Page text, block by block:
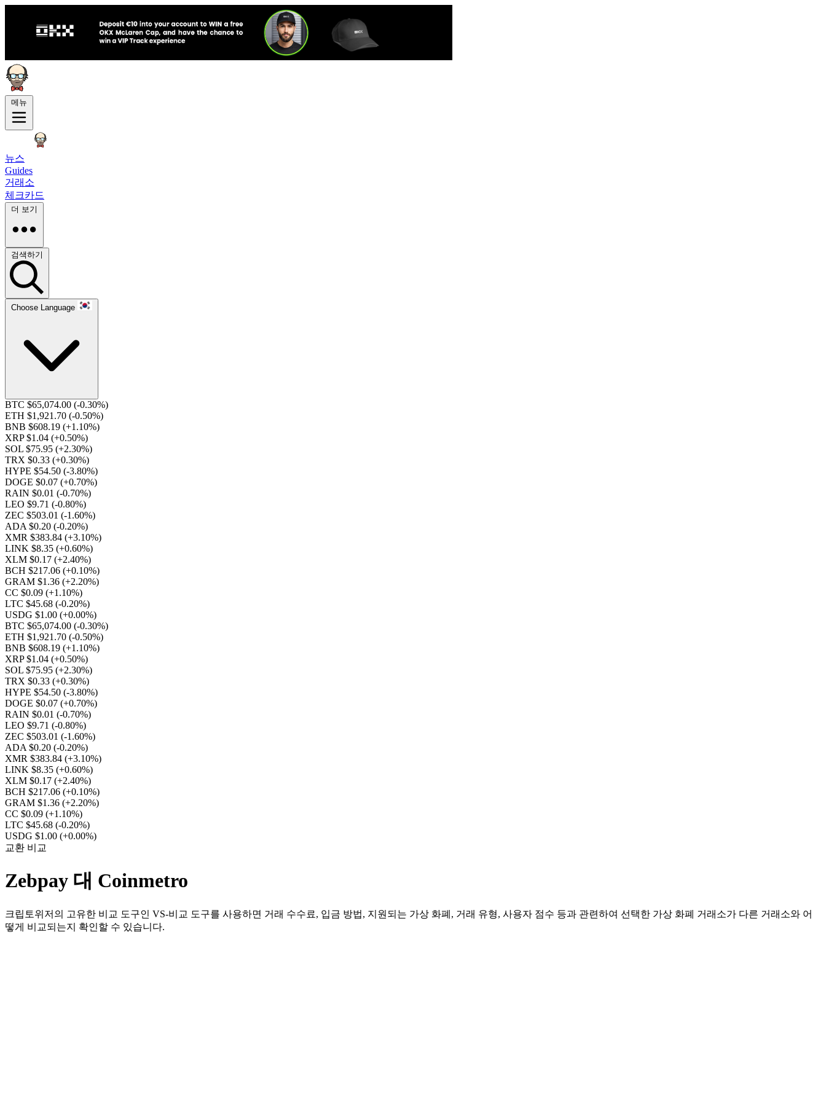
메뉴
뉴스
Guides
거래소
체크카드
더 보기
검색하기
Choose Language
BTC $65,074.00 (-0.30%)
ETH $1,921.70 (-0.50%)
BNB $608.19 (+1.10%)
XRP $1.04 (+0.50%)
SOL $75.95 (+2.30%)
TRX $0.33 (+0.30%)
HYPE $54.50 (-3.80%)
DOGE $0.07 (+0.70%)
RAIN $0.01 (-0.70%)
LEO $9.71 (-0.80%)
ZEC $503.01 (-1.60%)
ADA $0.20 (-0.20%)
XMR $383.84 (+3.10%)
LINK $8.35 (+0.60%)
XLM $0.17 (+2.40%)
BCH $217.06 (+0.10%)
GRAM $1.36 (+2.20%)
CC $0.09 (+1.10%)
LTC $45.68 (-0.20%)
USDG $1.00 (+0.00%)
BTC $65,074.00 (-0.30%)
ETH $1,921.70 (-0.50%)
BNB $608.19 (+1.10%)
XRP $1.04 (+0.50%)
SOL $75.95 (+2.30%)
TRX $0.33 (+0.30%)
HYPE $54.50 (-3.80%)
DOGE $0.07 (+0.70%)
RAIN $0.01 (-0.70%)
LEO $9.71 (-0.80%)
ZEC $503.01 (-1.60%)
ADA $0.20 (-0.20%)
XMR $383.84 (+3.10%)
LINK $8.35 (+0.60%)
XLM $0.17 (+2.40%)
BCH $217.06 (+0.10%)
GRAM $1.36 (+2.20%)
CC $0.09 (+1.10%)
LTC $45.68 (-0.20%)
USDG $1.00 (+0.00%)
교환 비교
Zebpay 대 Coinmetro
크립토위저의 고유한 비교 도구인 VS-비교 도구를 사용하면 거래 수수료, 입금 방법, 지원되는 가상 화폐, 거래 유형, 사용자 점수 등과 관련하여 선택한 가상 화폐 거래소가 다른 거래소와 어
떻게 비교되는지 확인할 수 있습니다.